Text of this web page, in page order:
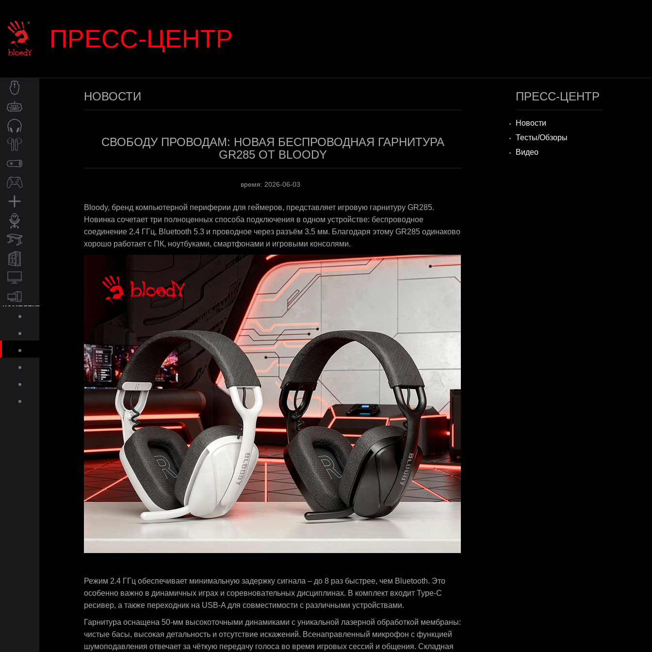
МЫШИ
КЛАВИАТУРЫ
ГАРНИТУРЫ
BLUETOOTH
КОЛОНКИ
ГЕЙМПАДЫ
АКСЕССУАРЫ
КРЕСЛА
СТОЛЫ
ИГРОВЫЕ ПК
МОНИТОРЫ
КОМПЛЕКТУЮЩИЕ
ДЛЯ ПК
О BLOODY
ПОДДЕРЖКА
ПРЕСС-ЦЕНТР
ГАЛЕРЕЯ
СКАЧАТЬ
ПРЕСС-ЦЕНТР
НОВОСТИ
СВОБОДУ ПРОВОДАМ: НОВАЯ БЕСПРОВОДНАЯ ГАРНИТУРА
GR285 ОТ BLOODY
время: 2026-06-03
Bloody, бренд компьютерной периферии для геймеров, представляет игровую гарнитуру GR285.
Новинка сочетает три полноценных способа подключения в одном устройстве: беспроводное
соединение 2.4 ГГц, Bluetooth 5.3 и проводное через разъём 3.5 мм. Благодаря этому GR285 одинаково
хорошо работает с ПК, ноутбуками, смартфонами и игровыми консолями.
Режим 2.4 ГГц обеспечивает минимальную задержку сигнала – до 8 раз быстрее, чем Bluetooth. Это
особенно важно в динамичных играх и соревновательных дисциплинах. В комплект входит Type-C
ресивер, а также переходник на USB-A для совместимости с различными устройствами.
Гарнитура оснащена 50‑мм высокоточными динамиками с уникальной лазерной обработкой мембраны:
чистые басы, высокая детальность и отсутствие искажений. Всенаправленный микрофон с функцией
шумоподавления отвечает за чёткую передачу голоса во время игровых сессий и общения. Складная
ПРЕСС-ЦЕНТР
Новости
Тесты/Обзоры
Видео